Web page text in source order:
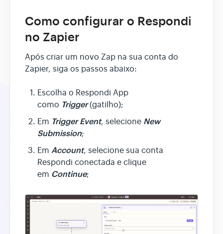
Como configurar o Respondi
no Zapier
Após criar um novo Zap na sua conta do
Zapier, siga os passos abaixo:
Escolha o Respondi App
como Trigger(gatilho);
Em Trigger Event, selecione New
Submission;
Em Account, selecione sua conta
Respondi conectada e clique
em Continue;